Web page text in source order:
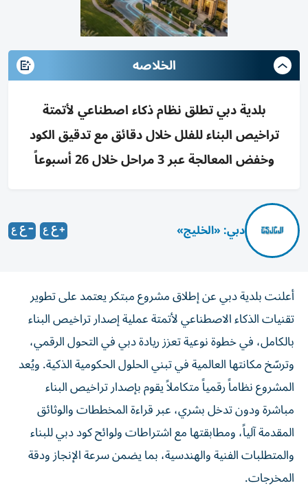
الخلاصه
بلدية دبي تطلق نظام ذكاء اصطناعي لأتمتة
تراخيص البناء للفلل خلال دقائق مع تدقيق الكود
وخفض المعالجة عبر 3 مراحل خلال 26 أسبوعاً
دبي: «الخليج»
أعلنت بلدية دبي عن إطلاق مشروع مبتكر يعتمد على تطوير
تقنيات الذكاء الاصطناعي لأتمتة عملية إصدار تراخيص البناء
بالكامل، في خطوة نوعية تعزز ريادة دبي في التحول الرقمي،
وترسّخ مكانتها العالمية في تبني الحلول الحكومية الذكية. ويُعد
المشروع نظاماً رقمياً متكاملاً يقوم بإصدار تراخيص البناء
مباشرة ودون تدخل بشري، عبر قراءة المخططات والوثائق
المقدمة آلياً، ومطابقتها مع اشتراطات ولوائح كود دبي للبناء
والمتطلبات الفنية والهندسية، بما يضمن سرعة الإنجاز ودقة
المخرجات.